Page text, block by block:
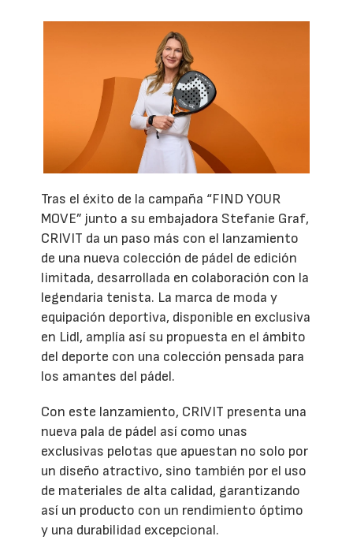
Tras el éxito de la campaña “FIND YOUR
MOVE” junto a su embajadora Stefanie Graf,
CRIVIT da un paso más con el lanzamiento
de una nueva colección de pádel de edición
limitada, desarrollada en colaboración con la
legendaria tenista. La marca de moda y
equipación deportiva, disponible en exclusiva
en Lidl, amplía así su propuesta en el ámbito
del deporte con una colección pensada para
los amantes del pádel.
Con este lanzamiento, CRIVIT presenta una
nueva pala de pádel así como unas
exclusivas pelotas que apuestan no solo por
un diseño atractivo, sino también por el uso
de materiales de alta calidad, garantizando
así un producto con un rendimiento óptimo
y una durabilidad excepcional.